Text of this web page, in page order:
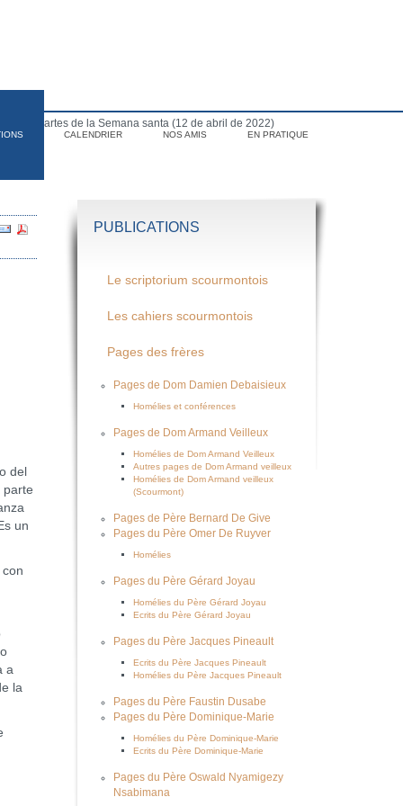
CALENDRIER NOS AMIS EN PRATIQUE
para el martes de la Semana santa (12 de abril de 2022)
del
parte
un
a
la
PUBLICATIONS
Le scriptorium scourmontois
Les cahiers scourmontois
Pages des frères
Pages de Dom Damien Debaisieux
Homélies et conférences
Pages de Dom Armand Veilleux
Homélies de Dom Armand Veilleux
Autres pages de Dom Armand veilleux
Homélies de Dom Armand veilleux
(Scourmont)
Pages de Père Bernard De Give
Pages du Père Omer De Ruyver
Homélies
Pages du Père Gérard Joyau
Homélies du Père Gérard Joyau
Ecrits du Père Gérard Joyau
Pages du Père Jacques Pineault
Ecrits du Père Jacques Pineault
Homélies du Père Jacques Pineault
Pages du Père Faustin Dusabe
Pages du Père Dominique-Marie
Homélies du Père Dominique-Marie
Ecrits du Père Dominique-Marie
Pages du Père Oswald Nyamigezy
Nsabimana